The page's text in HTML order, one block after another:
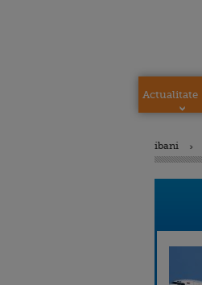
Actualitate
ibani